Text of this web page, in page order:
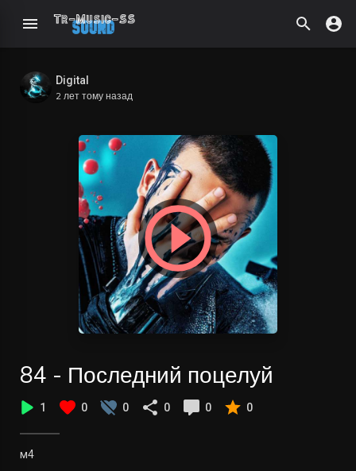
Digital
2 лет тому назад
84 - Последний поцелуй
1 0 0 0 0 0
м4